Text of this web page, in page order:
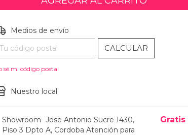
para el CP:
Medios de envío
CALCULAR
sé mi código postal
Nuestro local
Showroom Jose Antonio Sucre 1430,
Piso 3 Dpto A, Cordoba Atención para
Gratis